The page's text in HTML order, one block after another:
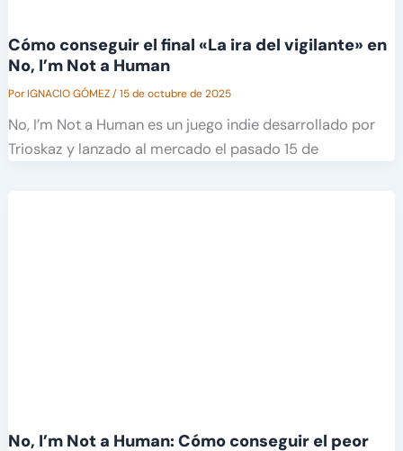
Cómo conseguir el final «La ira del vigilante» en
No, I’m Not a Human
PorIGNACIO GÓMEZ/15 de octubre de 2025
No, I’m Not a Human es un juego indie desarrollado por
Trioskaz y lanzado al mercado el pasado 15 de
No, I’m Not a Human: Cómo conseguir el peor